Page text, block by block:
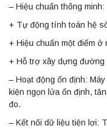
– Hiệu chuẩn thông minh:
+ Tự động tính toán hệ
+ Hiệu chuẩn một điểm ở
+ Hỗ trợ xây dựng đường
– Hoạt động ổn định:
kiện ngọn lửa ổn định,
đo.
– Kết nối dữ liệu tiện lợi: